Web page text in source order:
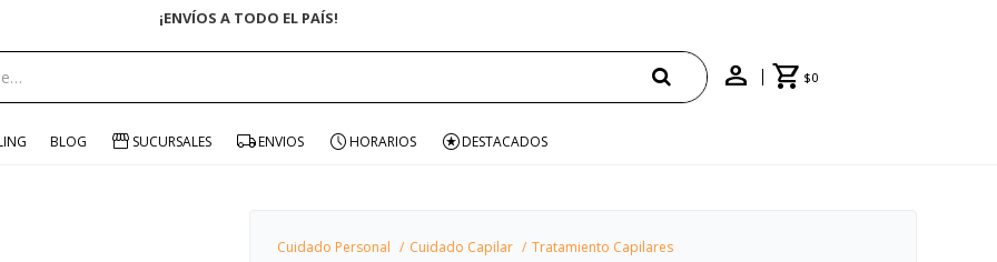
$0
BLOG SUCURSALES ENVIOS HORARIOS DESTACADOS
Cuidado Personal Cuidado Capilar Tratamiento Capilares